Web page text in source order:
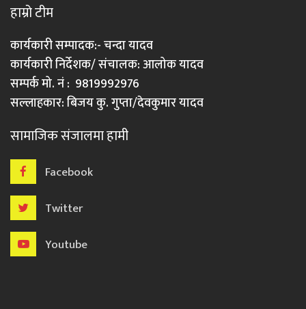
हाम्रो टीम
कार्यकारी सम्पादक:- चन्दा यादव
कार्यकारी निर्देशक/ संचालक: आलोक यादव
सम्पर्क मो. नं : 9819992976
सल्लाहकार: बिजय कु. गुप्ता/देवकुमार यादव
सामाजिक संजालमा हामी
Facebook
Twitter
Youtube